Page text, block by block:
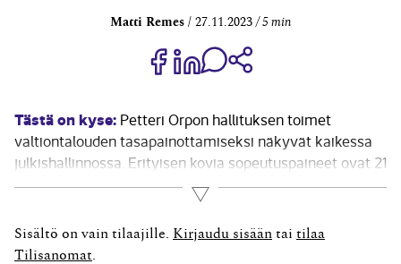
Matti Remes 27.11.2023 5 min
Jaa Share on Facebook
Jaa Share on LinkedIn
Jaa WhatsApp-viestinä
Tästä on kyse: Petteri Orpon hallituksen toimet
valtiontalouden tasapainottamiseksi näkyvät kaikessa
julkishallinnossa. Erityisen kovia sopeutuspaineet ovat 21
hyvinvointialueella, joiden vastuulle sosiaali- ja
terveydenhuollon sekä pelastustoimen
järjestämisvastuu siirtyi vuoden alussa.
Hallitusohjelmassa hyvinvointialueiden sote-palveluille
Lue lisää
Sisältö on vain tilaajille. Kirjaudu sisään tai tilaa
Tilisanomat